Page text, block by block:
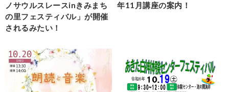
ノサウルスレースinきみまち
の里フェスティバル」が開催
されるみたい！
年11月講座の案内！